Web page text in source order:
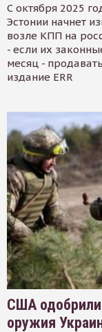
С октября 2025
Эстонии начнет
возле КПП на
- если их
месяц -
издание ERR
США одобрили
оружия